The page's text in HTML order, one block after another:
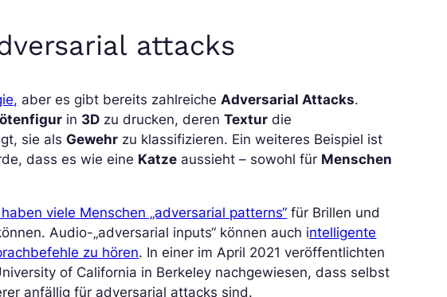
attacks
aber es gibt bereits zahlreiche Adversarial Attacks.
in 3D zu drucken, derenTextur die
sie alsGewehr zu klassifizieren. Ein weiteres Beispiel ist
dass es wie eine Katze aussieht – sowohl für Menschen
viele Menschen „adversarial patterns“ für Brillen und
Audio-„adversarial inputs“ können auch intelligente
zu hören. In einer im April 2021 veröffentlichten
of California in Berkeley nachgewiesen, dass selbst
anfällig für adversarial attacks sind.